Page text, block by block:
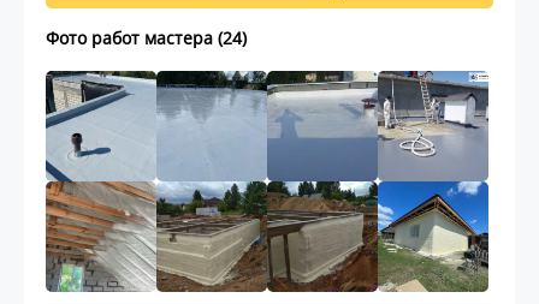
Фото работ мастера (24)